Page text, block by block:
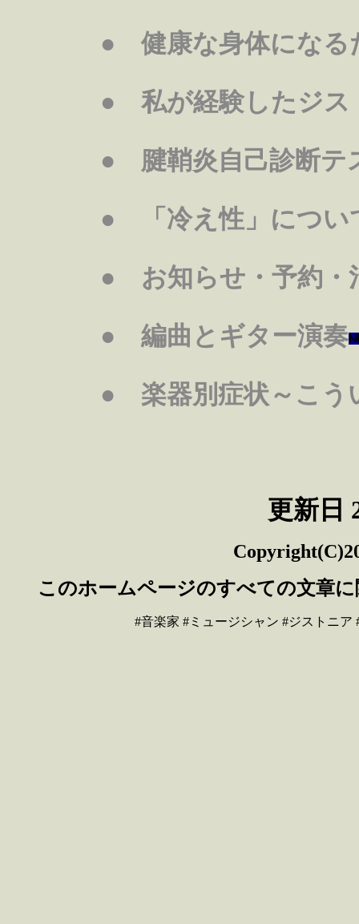
● 健康な身体になる
● 私が経験したジス
● 腱鞘炎自己診断テ
● 「冷え性」につい
● お知らせ・予約・
● 編曲とギター演奏
● 楽器別症状～こう
更新日
このホームページのすべての文章
#音楽家 #ミュージシャン #ジストニ